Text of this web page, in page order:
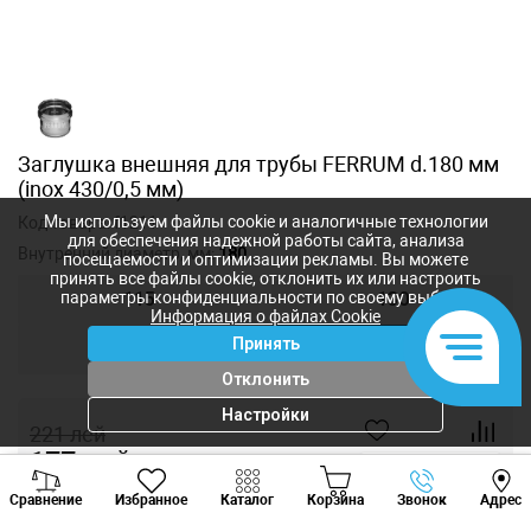
Заглушка внешняя для трубы FERRUM d.180 мм
(inox 430/0,5 мм)
Код товара:f1211
Внутренний диаметр, мм:180
115 130
221лей
177лей
Сравнение Избранное Каталог Корзина Звонок Адрес
Viber Whatsapp
Мы используем файлы cookie и аналогичные технологии
для обеспечения надежной работы сайта, анализа
посещаемости и оптимизации рекламы. Вы можете
принять все файлы cookie, отклонить их или настроить
параметры конфиденциальности по своему выбору.
Информация о файлах Cookie
Принять
Отклонить
Настройки